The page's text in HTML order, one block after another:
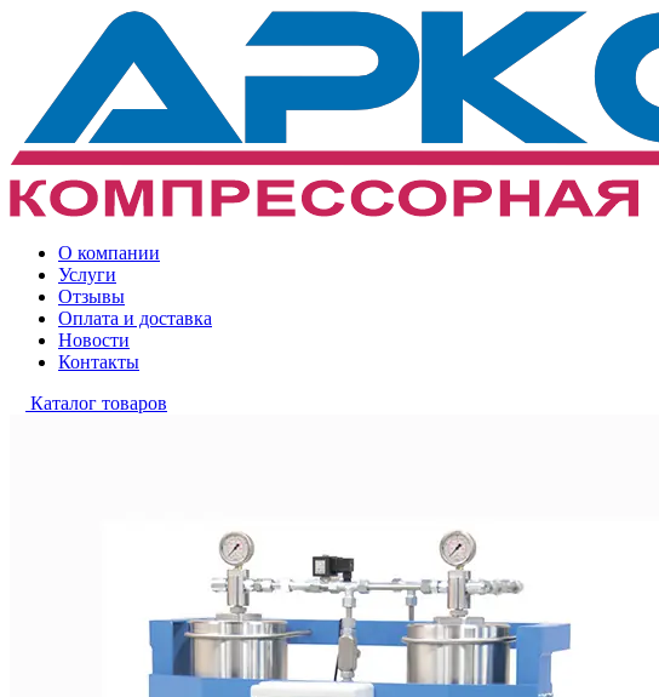
О компании
Услуги
Отзывы
Оплата и доставка
Новости
Контакты
Каталог товаров